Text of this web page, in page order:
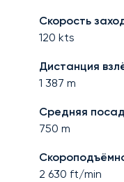
Скорость
120 kts
Дистанция
1 387 m
Средняя
750 m
2 630 ft/min